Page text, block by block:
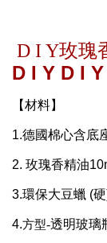
D I Y玫瑰
D I Y D I
【材料】
1.德國棉心含底
2. 玫瑰香精油
3.環保大豆蠟 (硬
4.方型-透明玻璃